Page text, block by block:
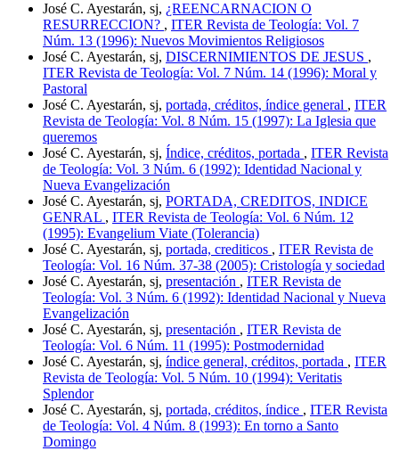
José C. Ayestarán, sj, ¿REENCARNACION O
RESURRECCION? , ITER Revista de Teología: Vol. 7
Núm. 13 (1996): Nuevos Movimientos Religiosos
José C. Ayestarán, sj, DISCERNIMIENTOS DE JESUS ,
ITER Revista de Teología: Vol. 7 Núm. 14 (1996): Moral y
Pastoral
José C. Ayestarán, sj, portada, créditos, índice general , ITER
Revista de Teología: Vol. 8 Núm. 15 (1997): La Iglesia que
queremos
José C. Ayestarán, sj, Índice, créditos, portada , ITER Revista
de Teología: Vol. 3 Núm. 6 (1992): Identidad Nacional y
Nueva Evangelización
José C. Ayestarán, sj, PORTADA, CREDITOS, INDICE
GENRAL , ITER Revista de Teología: Vol. 6 Núm. 12
(1995): Evangelium Viate (Tolerancia)
José C. Ayestarán, sj, portada, crediticos , ITER Revista de
Teología: Vol. 16 Núm. 37-38 (2005): Cristología y sociedad
José C. Ayestarán, sj, presentación , ITER Revista de
Teología: Vol. 3 Núm. 6 (1992): Identidad Nacional y Nueva
Evangelización
José C. Ayestarán, sj, presentación , ITER Revista de
Teología: Vol. 6 Núm. 11 (1995): Postmodernidad
José C. Ayestarán, sj, índice general, créditos, portada , ITER
Revista de Teología: Vol. 5 Núm. 10 (1994): Veritatis
Splendor
José C. Ayestarán, sj, portada, créditos, índice , ITER Revista
de Teología: Vol. 4 Núm. 8 (1993): En torno a Santo
Domingo